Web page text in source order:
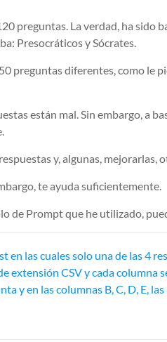
preguntas. La verdad, ha sido
Presocráticos y Sócrates.
preguntas diferentes, como le
están mal. Sin embargo, a
y, algunas, mejorarlas,
te ayuda suficientemente.
de Prompt que he utilizado,
en las cuales solo una de las 4
extensión CSV y cada columna
y en las columnas B, C, D, E,